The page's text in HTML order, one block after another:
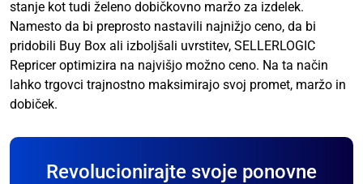
stanje kot tudi želeno dobičkovno maržo za izdelek.
Namesto da bi preprosto nastavili najnižjo ceno, da bi
pridobili Buy Box ali izboljšali uvrstitev, SELLERLOGIC
Repricer optimizira na najvišjo možno ceno. Na ta način
lahko trgovci trajnostno maksimirajo svoj promet, maržo in
dobiček.
Revolucionirajte svoje ponovne